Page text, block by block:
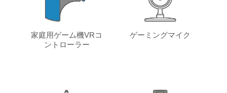
家庭用ゲーム機VRコ
ントローラー
ゲーミングマイク